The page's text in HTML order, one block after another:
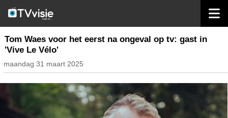
nieuws belgië
Tom Waes voor het eerst na ongeval op tv: gast in
'Vive Le Vélo'
maandag 31 maart 2025